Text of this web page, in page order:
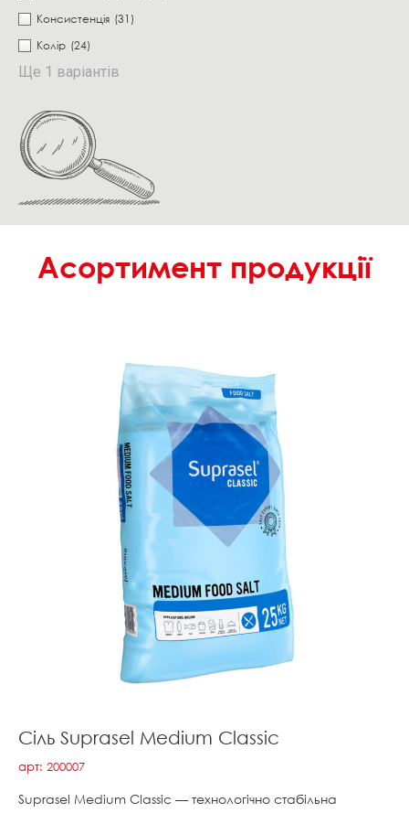
Консистенція (31)
Колір (24)
Ще 1 варіантів
Асортимент продукції
Сіль Suprasel Medium Classic
арт: 200007
Suprasel Medium Classic — технологічно стабільна